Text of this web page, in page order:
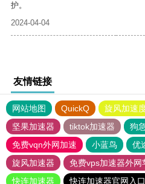
护。
2024-04-04
友情链接
网站地图 QuickQ 旋风加速
坚果加速器
tiktok加速器
狗
免费vqn外网加速
小蓝鸟 优
旋风加速器
免费vps加速器外网
快连加速器
快连加速器官网入口